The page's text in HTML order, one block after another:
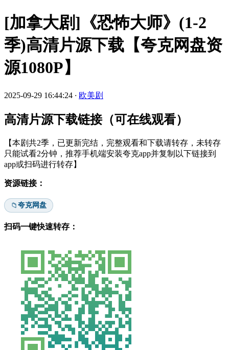
[加拿大剧]《恐怖大师》(1-2
季)高清片源下载【夸克网盘资
源1080P】
2025-09-29 16:44:24 · 欧美剧
高清片源下载链接（可在线观看）
【本剧共2季，已更新完结，完整观看和下载请转存，未转存
只能试看2分钟，推荐手机端安装夸克app并复制以下链接到
app或扫码进行转存】
资源链接：
📁夸克网盘
扫码一键快速转存：